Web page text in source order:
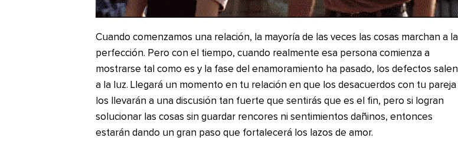
Cuando comenzamos una relación, la mayoría de las veces las cosas marchan a la
perfección. Pero con el tiempo, cuando realmente esa persona comienza a
mostrarse tal como es y la fase del enamoramiento ha pasado, los defectos salen
a la luz. Llegará un momento en tu relación en que los desacuerdos con tu pareja
los llevarán a una discusión tan fuerte que sentirás que es el fin, pero si logran
solucionar las cosas sin guardar rencores ni sentimientos dañinos, entonces
estarán dando un gran paso que fortalecerá los lazos de amor.